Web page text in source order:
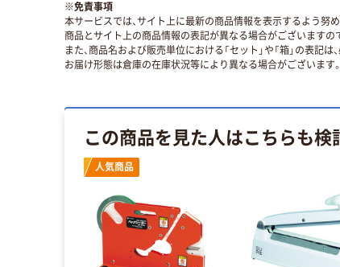
※免責事項
本サービスでは、サイト上に最新の商品情報を表示するよう努め
商品とサイト上の商品情報の表記が異なる場合がございますの
また、商品名および販売単位における「セット」や「箱」の表記
お届け形態は倉庫の在庫状況等により異なる場合がございます
この商品を見た人はこちらも検
人気商品